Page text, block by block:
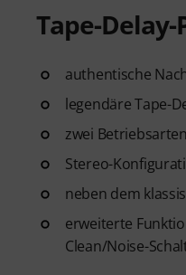
Tape-
authentische
legendäre Tape-
zwei
Stereo-
neben dem
erweiterte
Clean/Noise-